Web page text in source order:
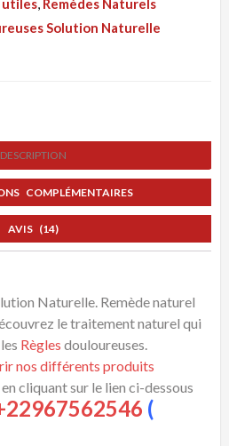
Solution Naturelle
DESCRIPTION
COMPLÉMENTAIRES
AVIS (14)
Naturelle. Remède naturel
le traitement naturel qui
Règles douloureuses.
nos différents produits
cliquant sur le lien ci-dessous
(